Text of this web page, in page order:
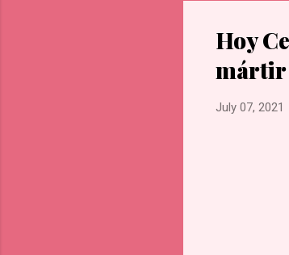
Hoy
mártir
July 07, 2021